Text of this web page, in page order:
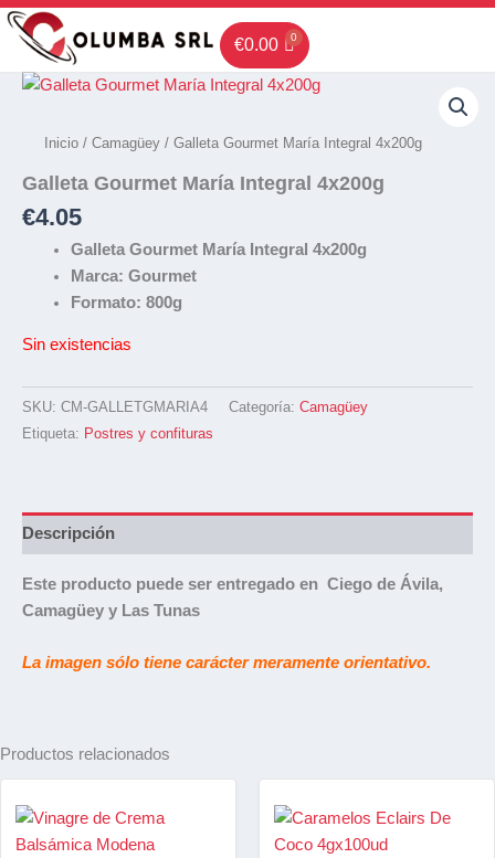
Ir
contenido
€0.00
Inicio / Camagüey / Galleta Gourmet María Integral 4x200g
Galleta Gourmet María Integral 4x200g
€4.05
Galleta Gourmet María Integral 4x200g
Marca: Gourmet
Formato: 800g
Sin existencias
SKU: CM-GALLETGMARIA4 Categoría: Camagüey
Etiqueta: Postres y confituras
Descripción
Este producto puede ser entregado en Ciego de Ávila,
Camagüey y Las Tunas
La imagen sólo tiene carácter meramente orientativo.
Productos relacionados